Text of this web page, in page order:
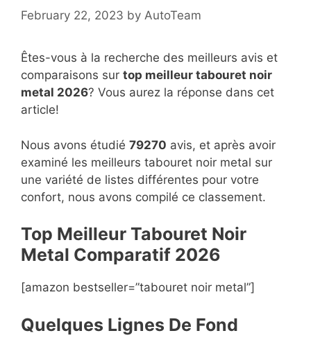
February 22, 2023 by AutoTeam
Êtes-vous à la recherche des meilleurs avis et
comparaisons sur top meilleur tabouret noir
metal 2026? Vous aurez la réponse dans cet
article!
Nous avons étudié 79270 avis, et après avoir
examiné les meilleurs tabouret noir metal sur
une variété de listes différentes pour votre
confort, nous avons compilé ce classement.
Top Meilleur Tabouret Noir
Metal Comparatif 2026
[amazon bestseller=”tabouret noir metal”]
Quelques Lignes De Fond